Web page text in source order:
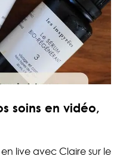
soins en vidéo,
live avec Claire sur le